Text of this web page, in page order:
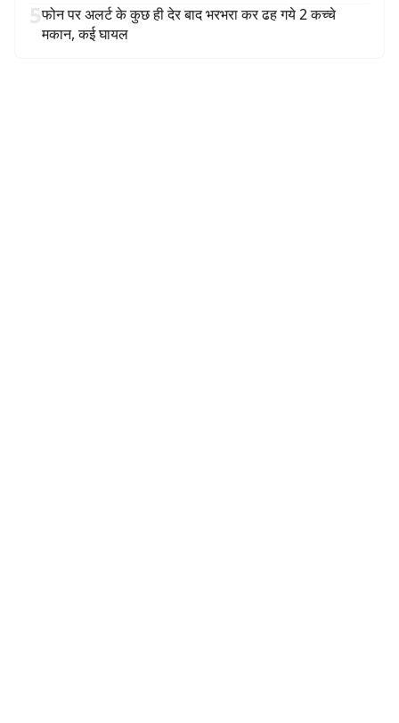
5फोन पर अलर्ट के कुछ ही देर बाद भरभरा कर ढह गये 2 कच्चे
मकान, कई घायल